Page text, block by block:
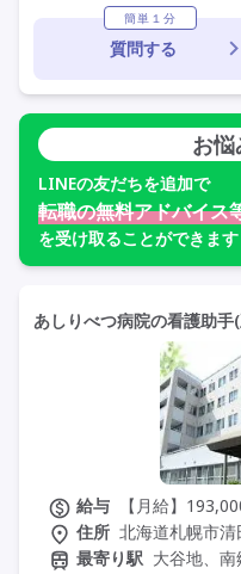
社会福祉士
無資格
社会福祉主事任用
夜勤専
学歴不問
未経験歓迎
簡単１分
質問する
お悩
LINEの友だちを追加で
転職の無料アドバイス
を受け取ることができます
あしりべつ病院の看護助手
給与
【月給】
住所 北海道札幌市
最寄り駅 大谷地、